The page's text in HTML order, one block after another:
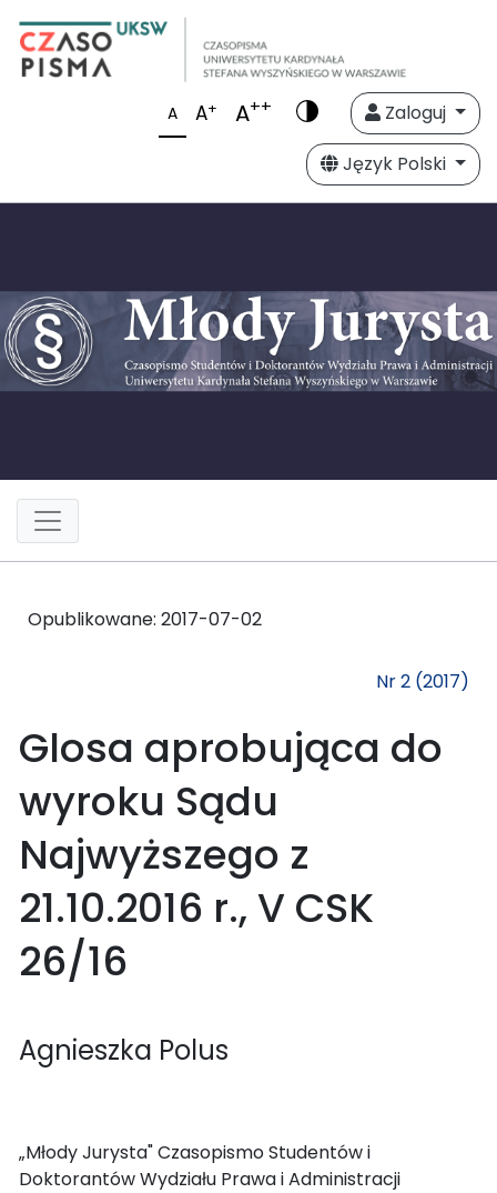
A A+ A++
Zaloguj
Język Polski
Opublikowane: 2017-07-02
Nr 2 (2017)
Glosa aprobująca do
wyroku Sądu
Najwyższego z
21.10.2016 r., V CSK
26/16
Agnieszka Polus
„Młody Jurysta" Czasopismo Studentów i
Doktorantów Wydziału Prawa i Administracji